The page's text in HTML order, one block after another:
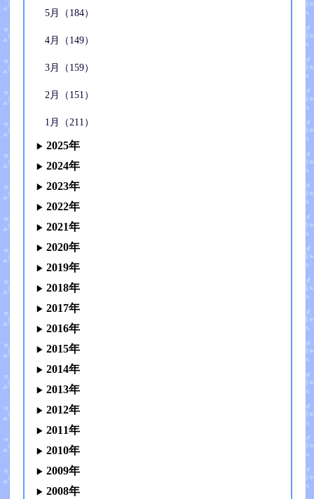
5月（184）
4月（149）
3月（159）
2月（151）
1月（211）
2025年
2024年
2023年
2022年
2021年
2020年
2019年
2018年
2017年
2016年
2015年
2014年
2013年
2012年
2011年
2010年
2009年
2008年